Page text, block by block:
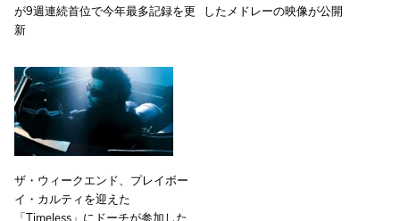
が9週連続首位で今年最多記録を更
新
したメドレーの映像が公開
ザ・ウィークエンド、プレイボー
イ・カルティを迎えた
「Timeless」にドーチが参加した